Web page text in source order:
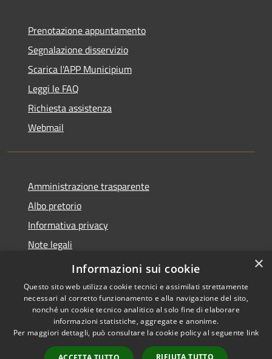
Prenotazione appuntamento
Segnalazione disservizio
Scarica l'APP Municipium
Leggi le FAQ
Richiesta assistenza
Webmail
Amministrazione trasparente
Albo pretorio
Informativa privacy
Note legali
Dichiarazione di accessibilità
Accessibilità
Copyright © 2026 • Comune di
Bollate • Powered by
Municipium• Accesso
×
Informazioni sui cookie
Questo sito web utilizza cookie tecnici e assimilati strettamente
necessari al corretto funzionamento e alla navigazione del sito,
nonché un cookie tecnico analitico al solo fine di elaborare
informazioni statistiche, aggregate e anonime.
Per maggiori dettagli, può consultare la cookie policy al seguente link
RIFIUTA TUTTO